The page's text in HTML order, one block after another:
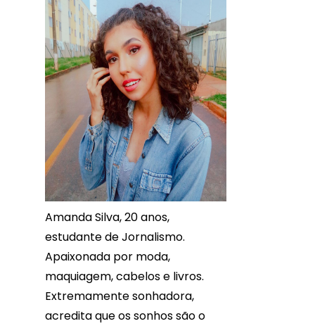
Amanda Silva, 20 anos,
estudante de Jornalismo.
Apaixonada por moda,
maquiagem, cabelos e livros.
Extremamente sonhadora,
acredita que os sonhos são o